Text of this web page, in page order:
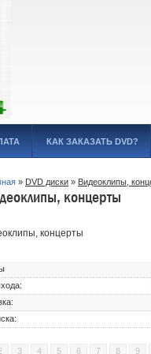
КАК ЗАКАЗАТЬ DVD?
» DVD диски » Видеоклипы,
концерты
концерты
3 4 5 6 7 8 9